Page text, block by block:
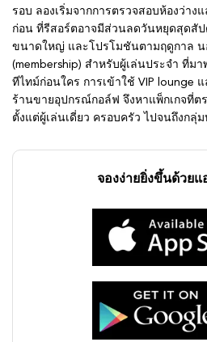
รอบ ลองเริ่มจากการตรวจสอบห้องว่าง
ก่อน ที่รีสอร์ตอาจมีส่วนลดวันหยุดสุดสั
ขนาดใหญ่ และโปรโมชันตามฤดูกาล น
(membership) สำหรับผู้เล่นประจำ ที่ม
ทีไทม์ก่อนใคร การเข้าใช้ VIP lounge
ร้านขายอุปกรณ์กอล์ฟ จึงหาแพ็กเกจที่ต
ตั้งแต่ผู้เล่นเดี่ยว ครอบครัว ไปจนถึงกลุ่
จองง่ายยิ่งขึ้นด้วยแ